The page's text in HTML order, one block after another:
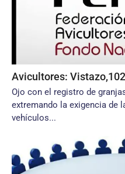
Avicultores: Vistazo,102
Ojo con el registro de
extremando la exigencia de
vehículos...